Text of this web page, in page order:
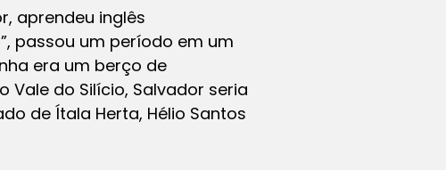
aprendeu inglês
passou um período em um
era um berço de
Vale do Silício, Salvador seria
de Ítala Herta, Hélio Santos